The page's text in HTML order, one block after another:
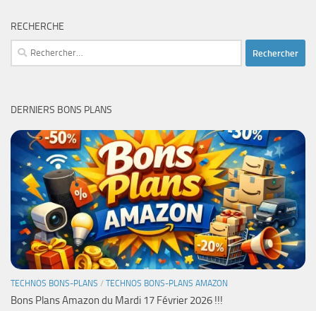
RECHERCHE
Rechercher :
DERNIERS BONS PLANS
TECHNOS BONS-PLANS / TECHNOS BONS-PLANS AMAZON
Bons Plans Amazon du Mardi 17 Février 2026 !!!